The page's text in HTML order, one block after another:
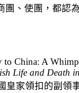
團、使團，都認
to China: A
Life and Death
皇家領扣的副領